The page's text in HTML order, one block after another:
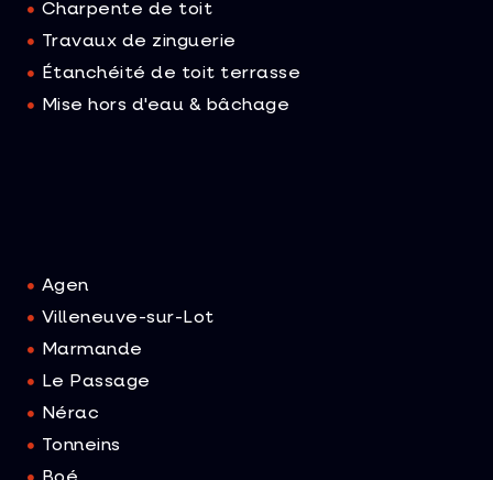
Charpente de toit
Travaux de zinguerie
Étanchéité de toit terrasse
Mise hors d'eau & bâchage
Agen
Villeneuve-sur-Lot
Marmande
Le Passage
Nérac
Tonneins